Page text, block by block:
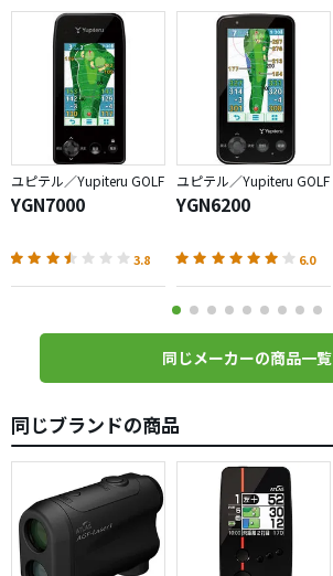
ユピテル／Yupiteru GOLF
YGN7000
3.8
ユピテル／Yupiteru GOLF
YGN6200
6.0
同じメーカーの商品一覧
同じブランドの商品